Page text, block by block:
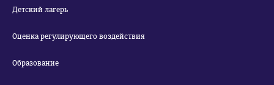
Детский лагерь
Оценка регулирующего воздействия
Образование